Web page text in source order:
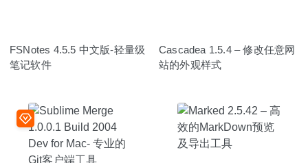
FSNotes 4.5.5 中文版-轻量级
笔记软件
Cascadea 1.5.4 – 修改任意网
站的外观样式